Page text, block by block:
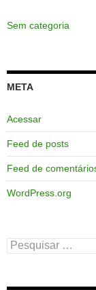
Sem categoria
META
Acessar
Feed de posts
Feed de
WordPress.org
Pesquisar
por: